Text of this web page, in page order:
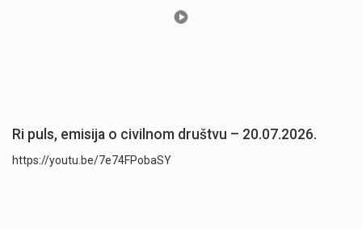
Ri puls, emisija o civilnom društvu – 20.07.2026.
https://youtu.be/7e74FPobaSY